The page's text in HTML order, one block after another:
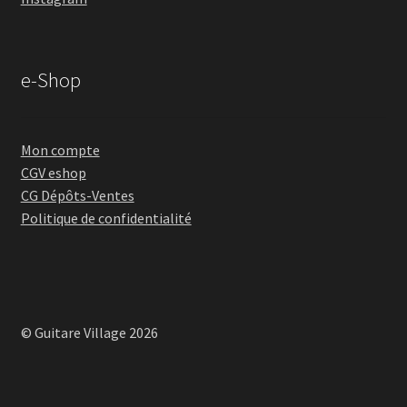
e-Shop
Mon compte
CGV eshop
CG Dépôts-Ventes
Politique de confidentialité
© Guitare Village 2026